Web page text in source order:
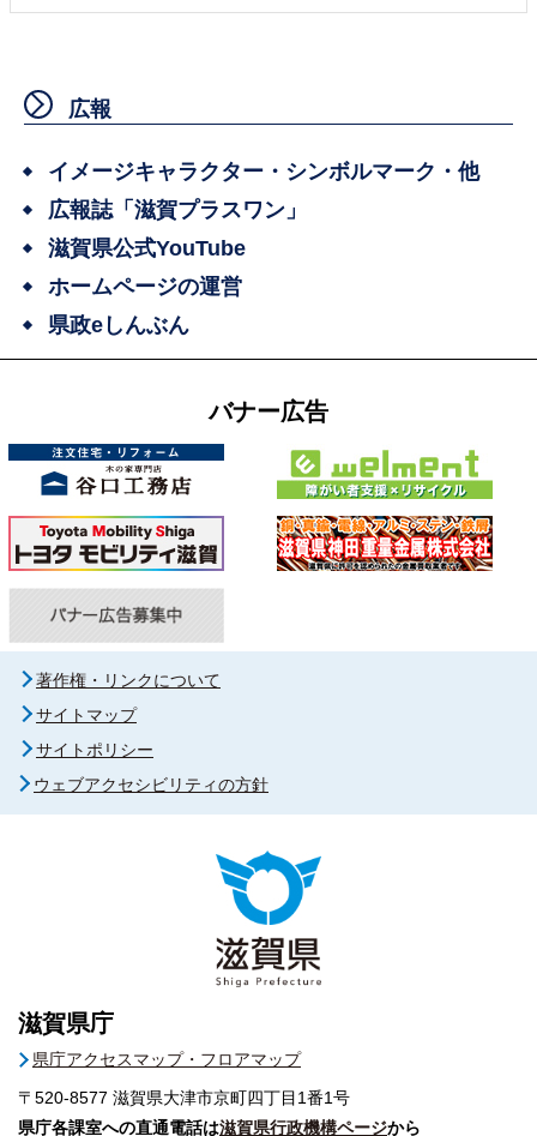
広報
イメージキャラクター・シンボルマーク・他
広報誌「滋賀プラスワン」
滋賀県公式YouTube
ホームページの運営
県政eしんぶん
バナー広告
著作権・リンクについて
サイトマップ
サイトポリシー
ウェブアクセシビリティの方針
滋賀県庁
県庁アクセスマップ・フロアマップ
〒520-8577 滋賀県大津市京町四丁目1番1号
県庁各課室への直通電話は滋賀県行政機構ページから